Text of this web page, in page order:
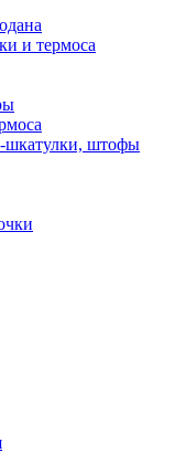
и термоса
шкатулки, штофы